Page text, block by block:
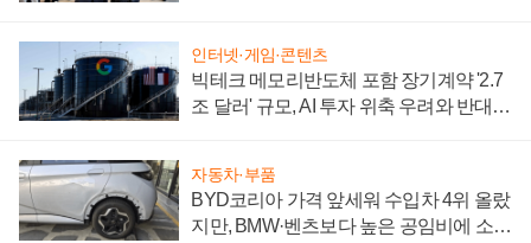
인터넷·게임·콘텐츠
빅테크 메모리반도체 포함 장기계약 '2.7
조 달러' 규모, AI 투자 위축 우려와 반대
자동차·부품
BYD코리아 가격 앞세워 수입차 4위 올랐
지만, BMW·벤츠보다 높은 공임비에 소비